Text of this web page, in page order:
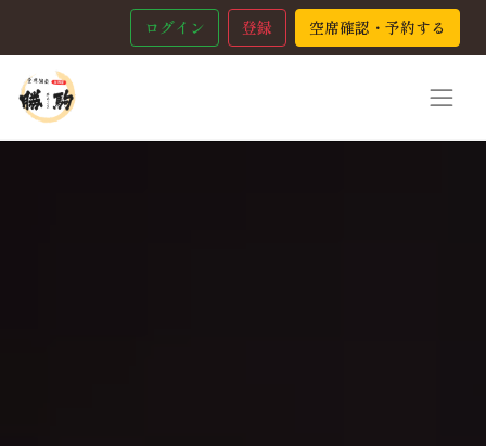
ログイン 登録 空席確認・予約する